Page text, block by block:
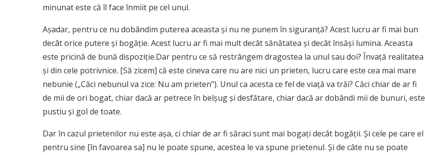
minunat este că îl face înmiit pe cel unul.
Aşadar, pentru ce nu dobândim puterea aceasta şi nu ne punem în siguranţă? Acest lucru ar fi mai bun
decât orice putere şi bogăţie. Acest lucru ar fi mai mult decât sănătatea şi decât însăşi lumina. Aceasta
este pricină de bună dispoziţie.Dar pentru ce să restrângem dragostea la unul sau doi? Învaţă realitatea
şi din cele potrivnice. [Să zicem] că este cineva care nu are nici un prieten, lucru care este cea mai mare
nebunie („Căci nebunul va zice: Nu am prieten”). Unul ca acesta ce fel de viaţă va trăi? Căci chiar de ar fi
de mii de ori bogat, chiar dacă ar petrece în belşug şi desfătare, chiar dacă ar dobândi mii de bunuri, este
pustiu şi gol de toate.
Dar în cazul prietenilor nu este aşa, ci chiar de ar fi săraci sunt mai bogaţi decât bogăţii. Şi cele pe care el
pentru sine [în favoarea sa] nu le poate spune, acestea le va spune prietenul. Şi de câte nu se poate